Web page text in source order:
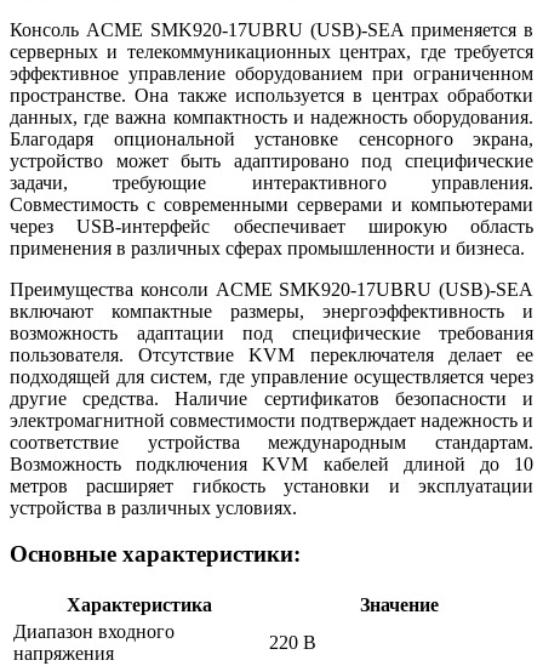
Консоль ACME SMK920-17UBRU (USB)-SEA применяется в
серверных и телекоммуникационных центрах, где требуется
эффективное управление оборудованием при ограниченном
пространстве. Она также используется в центрах обработки
данных, где важна компактность и надежность оборудования.
Благодаря опциональной установке сенсорного экрана,
устройство может быть адаптировано под специфические
задачи, требующие интерактивного управления.
Совместимость с современными серверами и компьютерами
через USB-интерфейс обеспечивает широкую область
применения в различных сферах промышленности и бизнеса.
Преимущества консоли ACME SMK920-17UBRU (USB)-SEA
включают компактные размеры, энергоэффективность и
возможность адаптации под специфические требования
пользователя. Отсутствие KVM переключателя делает ее
подходящей для систем, где управление осуществляется через
другие средства. Наличие сертификатов безопасности и
электромагнитной совместимости подтверждает надежность и
соответствие устройства международным стандартам.
Возможность подключения KVM кабелей длиной до 10
метров расширяет гибкость установки и эксплуатации
устройства в различных условиях.
Основные характеристики:
Характеристика
Значение
Диапазон входного
напряжения
220 В